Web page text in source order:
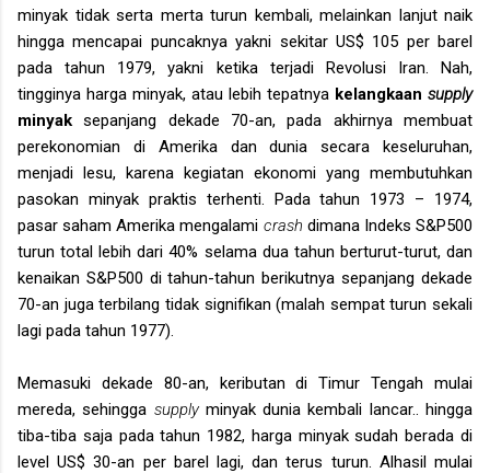
minyak tidak serta merta turun kembali, melainkan lanjut naik
hingga mencapai puncaknya yakni sekitar US$ 105 per barel
pada tahun 1979, yakni ketika terjadi Revolusi Iran. Nah,
tingginya harga minyak, atau lebih tepatnya kelangkaan supply
minyak sepanjang dekade 70-an, pada akhirnya membuat
perekonomian di Amerika dan dunia secara keseluruhan,
menjadi lesu, karena kegiatan ekonomi yang membutuhkan
pasokan minyak praktis terhenti. Pada tahun 1973 – 1974,
pasar saham Amerika mengalami crash dimana Indeks S&P500
turun total lebih dari 40% selama dua tahun berturut-turut, dan
kenaikan S&P500 di tahun-tahun berikutnya sepanjang dekade
70-an juga terbilang tidak signifikan (malah sempat turun sekali
lagi pada tahun 1977).
Memasuki dekade 80-an, keributan di Timur Tengah mulai
mereda, sehingga supply minyak dunia kembali lancar.. hingga
tiba-tiba saja pada tahun 1982, harga minyak sudah berada di
level US$ 30-an per barel lagi, dan terus turun. Alhasil mulai